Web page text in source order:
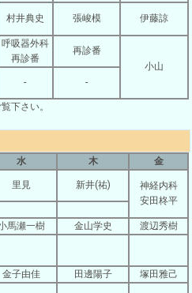
村井典史 張峻模 伊藤諒
呼吸器外科
再診番
再診番
小山
- -
下さい。
水 木 金
里見 新井(祐)
神経内科
安田柊平
馬瀬一樹 金山学史
渡辺秀樹
金子由佳 田邊陽子 塚田雅己